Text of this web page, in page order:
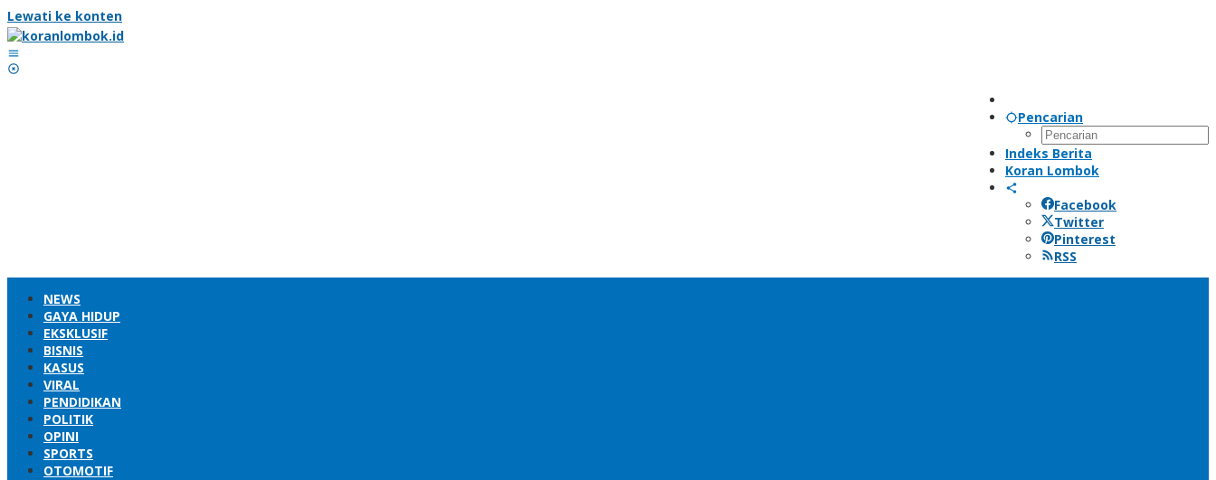
Lewati ke konten
Pencarian
Indeks Berita
Koran Lombok
Facebook
Twitter
Pinterest
RSS
NEWS
GAYA HIDUP
EKSKLUSIF
BISNIS
KASUS
VIRAL
PENDIDIKAN
POLITIK
OPINI
SPORTS
OTOMOTIF